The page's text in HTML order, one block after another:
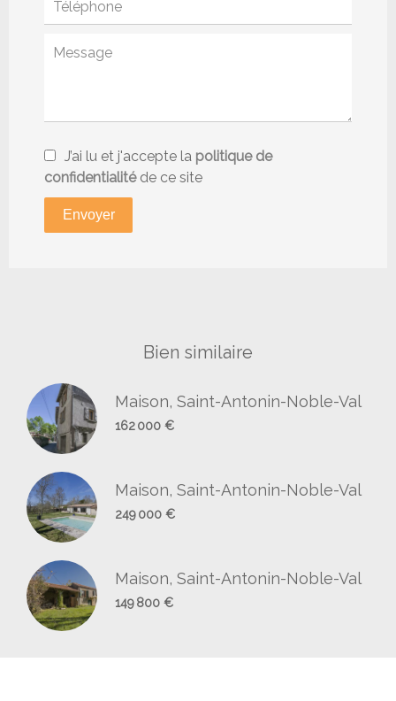
J’ai lu et j'accepte la politique de
confidentialitéde ce site
Envoyer
Bien similaire
Maison, Saint-Antonin-Noble-Val
162 000 €
Maison, Saint-Antonin-Noble-Val
249 000 €
Maison, Saint-Antonin-Noble-Val
149 800 €